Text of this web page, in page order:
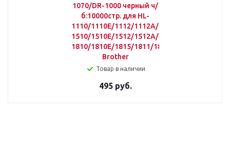
1070/DR-1000 черный ч/
б:10000стр. для HL-
1110/1110E/1112/1112A/1112E/1110R/1111/
1510/1510E/1512/1512A/1512E/1511/
1810/1810E/1815/1811/1813/1815/1818
Brother
Товар в наличии
495 руб.